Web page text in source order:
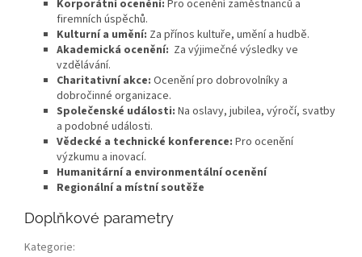
Korporátní ocenění: Pro ocenění zaměstnanců a
firemních úspěchů.
Kulturní a umění: Za přínos kultuře, umění a hudbě.
Akademická ocenění: Za výjimečné výsledky ve
vzdělávání.
Charitativní akce: Ocenění pro dobrovolníky a
dobročinné organizace.
Společenské události: Na oslavy, jubilea, výročí, svatby
a podobné události.
Vědecké a technické konference: Pro ocenění
výzkumu a inovací.
Humanitární a environmentální ocenění
Regionální a místní soutěže
Doplňkové parametry
Kategorie: